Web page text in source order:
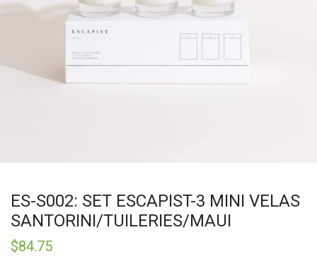
ES-S002: SET ESCAPIST-3 MINI VELAS
SANTORINI/TUILERIES/MAUI
$84.75